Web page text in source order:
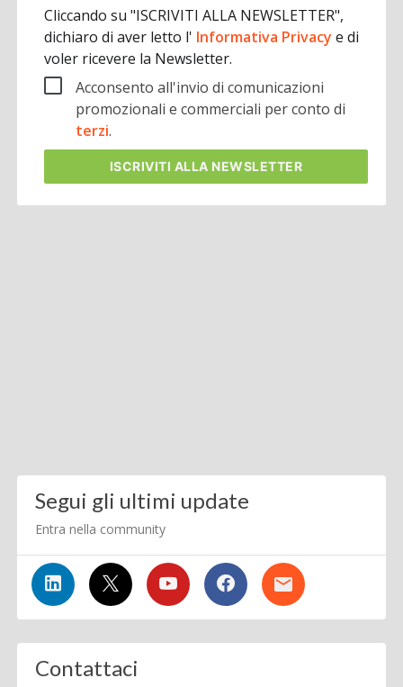
Cliccando su "ISCRIVITI ALLA NEWSLETTER",
dichiaro di aver letto l' Informativa Privacye di
voler ricevere la Newsletter.
Acconsento all'invio di comunicazioni
promozionali e commerciali per conto di
terzi.
ISCRIVITI ALLA NEWSLETTER
Segui gli ultimi update
Entra nella community
Contattaci